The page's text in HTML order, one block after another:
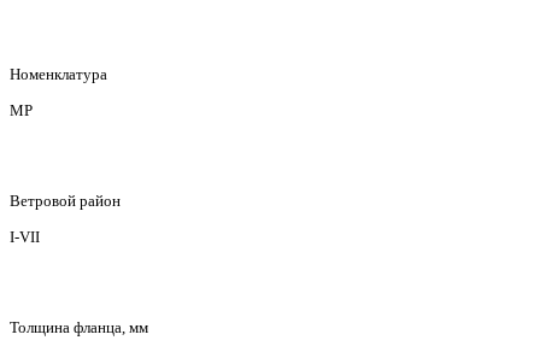
Номенклатура
МР
Ветровой район
I-VII
Толщина фланца, мм